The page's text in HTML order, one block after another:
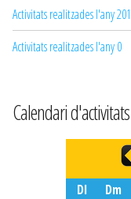
Activitats realitzades l'any
Activitats realitzades l'any 0
Calendari d'activitats
Dl
Dm